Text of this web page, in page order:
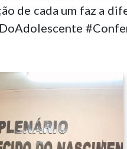
de cada um faz a